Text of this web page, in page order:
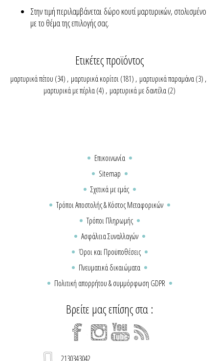
Στην τιμή περιλαμβάνεται δώρο κουτί μαρτυρικών, στολισμένο
με το θέμα της επιλογής σας.
Ετικέτες προϊόντος
μαρτυρικά πέτου (34) , μαρτυρικά κορίτσι(181) , μαρτυρικά παραμάνα(3) ,
μαρτυρικά με πέρλα(4) , μαρτυρικά με δαντέλα(2)
Επικοινωνία
Sitemap
Σχετικά με εμάς
Τρόποι Αποστολής & Κόστος Μεταφορικών
Τρόποι Πληρωμής
Ασφάλεια Συναλλαγών
Όροι και Προϋποθέσεις
Πνευματικά δικαιώματα
Πολιτική απορρήτου & συμμόρφωση GDPR
Βρείτε μας επίσης στα :
2130343042